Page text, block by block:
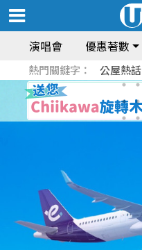
演唱會 優惠著數
熱門關鍵字： 公屋熱話